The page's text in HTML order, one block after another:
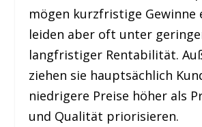
mögen kurzfristige Gewinne
leiden aber oft unter
langfristiger Rentabilität.
ziehen sie hauptsächlich
niedrigere Preise höher als
und Qualität priorisieren.